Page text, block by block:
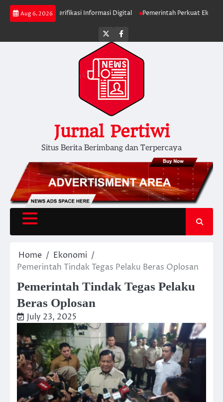
Skip
Aug 6, 2026
Diminta Verifikasi Informasi Digital Pemerintah Perkuat Ekosistem
Twitterfacebook
Jurnal Pertiwi
Situs Berita Berimbang dan Terpercaya
Home
Ekonomi
Pemerintah Tindak Tegas Pelaku Beras Oplosan
Pemerintah Tindak Tegas Pelaku
Beras Oplosan
July 23, 2025